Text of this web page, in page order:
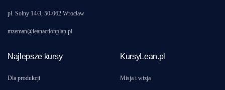
pl. Solny 14/3, 50-062 Wrocław
mzeman@leanactionplan.pl
Najlepsze kursy
Dla produkcji
KursyLean.pl
Misja i wizja